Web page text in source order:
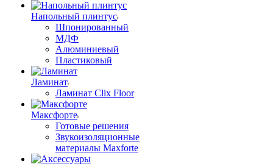
Напольный плинтус
Шпонированный
МДФ
Алюминиевый
Пластиковый
Ламинат
Ламинат Clix Floor
Максфорте
Готовые решения
Звукоизоляционные
материалы Maxforte